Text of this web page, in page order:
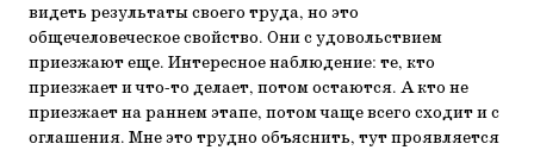
видеть результаты своего труда, но это
общечеловеческое свойство. Они с удовольствием
приезжают еще. Интересное наблюдение: те, кто
приезжает и что-то делает, потом остаются. А кто не
приезжает на раннем этапе, потом чаще всего сходит и с
оглашения. Мне это трудно объяснить, тут проявляется